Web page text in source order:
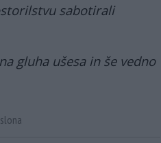
sabotirali
gluha ušesa in še vedno